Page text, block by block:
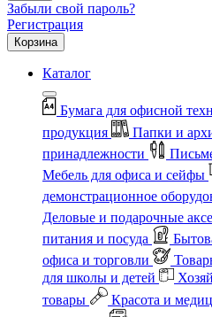
Забыли свой пароль?
Регистрация
Корзина
Каталог
Бумага для офисной
продукция
Папки и
принадлежности
Мебель для офиса и сейфы
демонстрационное
Деловые и подарочные
питания и посуда
офиса и торговли
для школы и детей
товары
Красота и